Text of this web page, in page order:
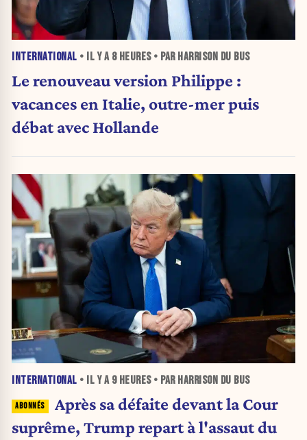
INTERNATIONAL • IL Y A 8 HEURES• PAR HARRISON DU BUS
Le renouveau version Philippe :
vacances en Italie, outre-mer puis
débat avec Hollande
INTERNATIONAL • IL Y A 9 HEURES• PAR HARRISON DU BUS
Après sa défaite devant la Cour
suprême, Trump repart à l'assaut du